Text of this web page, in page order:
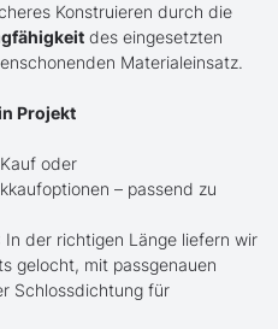
Konstruieren durch die
des eingesetzten
Materialeinsatz.
Projekt
oder
– passend zu
In der richtigen Länge liefern wir
gelocht, mit passgenauen
Schlossdichtung für